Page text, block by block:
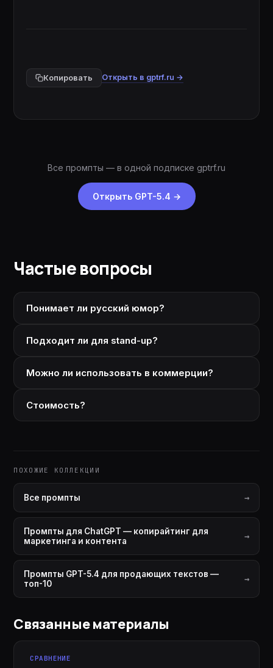
Копировать Открыть в gptrf.ru →
Все промпты — в одной подписке gptrf.ru
Открыть GPT-5.4 →
Частые вопросы
Понимает ли русский юмор?
Подходит ли для stand-up?
Можно ли использовать в коммерции?
Стоимость?
ПОХОЖИЕ КОЛЛЕКЦИИ
Все промпты
Промпты для ChatGPT — копирайтинг для
маркетинга и контента
Промпты GPT-5.4 для продающих текстов —
топ-10
Связанные материалы
СРАВНЕНИЕ